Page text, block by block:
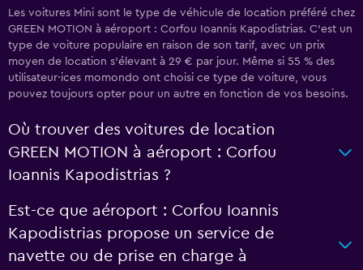
Les voitures Mini sont le type de véhicule de location préféré chez
GREEN MOTION à aéroport : Corfou Ioannis Kapodistrias. C'est un
type de voiture populaire en raison de son tarif, avec un prix
moyen de location s'élevant à 29 € par jour. Même si 55 % des
utilisateur·ices momondo ont choisi ce type de voiture, vous
pouvez toujours opter pour un autre en fonction de vos besoins.
Où trouver des voitures de location
GREEN MOTION à aéroport : Corfou
Ioannis Kapodistrias ?
Est-ce que aéroport : Corfou Ioannis
Kapodistrias propose un service de
navette ou de prise en charge à